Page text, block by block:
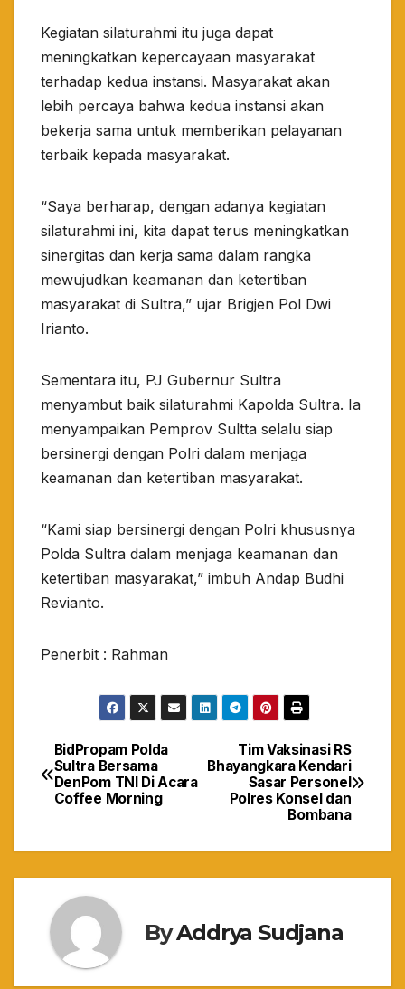
Kegiatan silaturahmi itu juga dapat
meningkatkan kepercayaan masyarakat
terhadap kedua instansi. Masyarakat akan
lebih percaya bahwa kedua instansi akan
bekerja sama untuk memberikan pelayanan
terbaik kepada masyarakat.
“Saya berharap, dengan adanya kegiatan
silaturahmi ini, kita dapat terus meningkatkan
sinergitas dan kerja sama dalam rangka
mewujudkan keamanan dan ketertiban
masyarakat di Sultra,” ujar Brigjen Pol Dwi
Irianto.
Sementara itu, PJ Gubernur Sultra
menyambut baik silaturahmi Kapolda Sultra. Ia
menyampaikan Pemprov Sultta selalu siap
bersinergi dengan Polri dalam menjaga
keamanan dan ketertiban masyarakat.
“Kami siap bersinergi dengan Polri khususnya
Polda Sultra dalam menjaga keamanan dan
ketertiban masyarakat,” imbuh Andap Budhi
Revianto.
Penerbit : Rahman
Navigasi
pos
Tim Vaksinasi RS
Bhayangkara Kendari
Sasar Personel
Polres Konsel dan
Bombana
BidPropam Polda
Sultra Bersama
DenPom TNI Di Acara
Coffee Morning
ByAddrya Sudjana